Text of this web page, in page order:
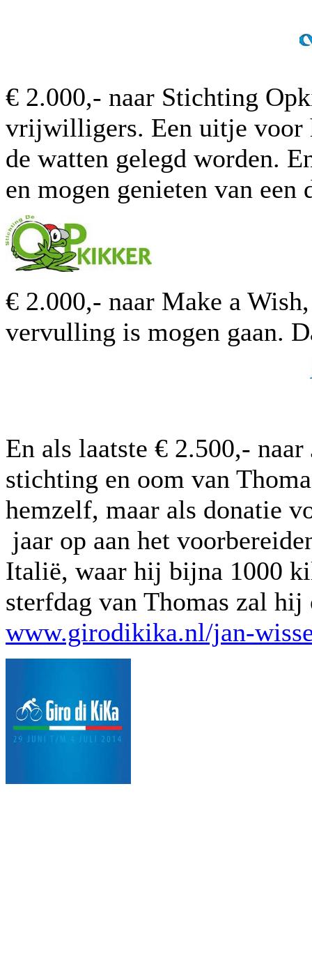
€ 2.000,- naar Stichting
vrijwilligers. Een uitje voor
de watten gelegd worden.
en mogen genieten van een
€ 2.000,- naar Make a
vervulling is mogen gaan.
En als laatste € 2.500,-
stichting en oom van
hemzelf, maar als donatie
jaar op aan het
Italië, waar hij bijna 1000
sterfdag van Thomas zal
www.girodikika.nl/jan-